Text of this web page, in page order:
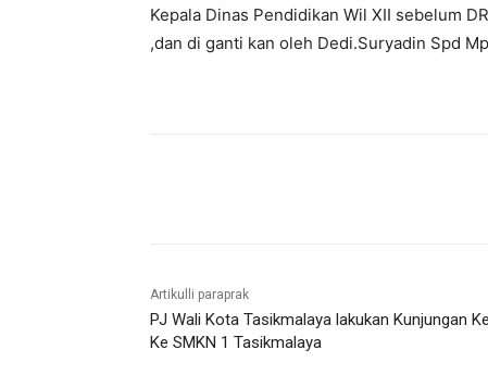
Kepala Dinas Pendidikan Wil XII sebelum
,dan di ganti kan oleh Dedi.Suryadin Spd
Artikulli paraprak
PJ Wali Kota Tasikmalaya lakukan Kunjungan
Ke SMKN 1 Tasikmalaya